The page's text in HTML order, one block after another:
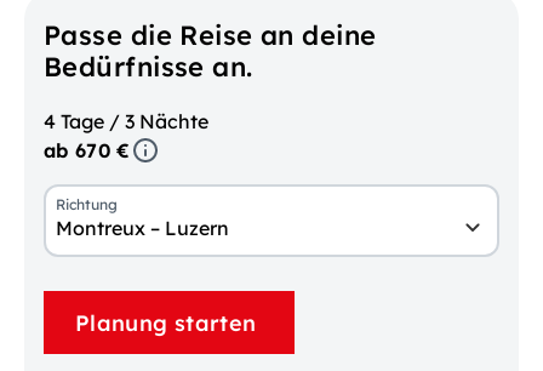
Passe die Reise an deine
Bedürfnisse an.
4 Tage / 3 Nächte
ab 670 €
Richtung
Montreux – Luzern
Planung starten